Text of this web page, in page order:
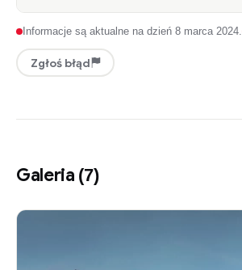
Informacje są aktualne na dzień 8 marca 2024.
Zgłoś błąd
Galeria (7)